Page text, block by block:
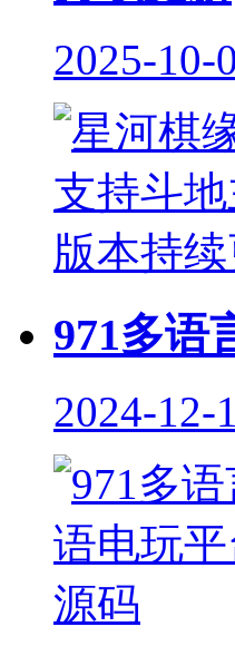
2025-10-
971多语
2024-12-